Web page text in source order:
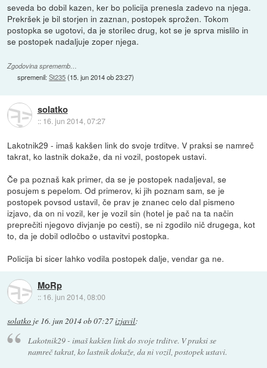
seveda bo dobil kazen, ker bo policija prenesla zadevo na njega.
Prekršek je bil storjen in zaznan, postopek sprožen. Tokom
postopka se ugotovi, da je storilec drug, kot se je sprva mislilo in
se postopek nadaljuje zoper njega.
Zgodovina sprememb…
spremenil:St235(15. jun 2014 ob 23:27)
solatko
:: 16. jun 2014, 07:27
Lakotnik29 - imaš kakšen link do svoje trditve. V praksi se namreč
takrat, ko lastnik dokaže, da ni vozil, postopek ustavi.
Če pa poznaš kak primer, da se je postopek nadaljeval, se
posujem s pepelom. Od primerov, ki jih poznam sam, se je
postopek povsod ustavil, če prav je znanec celo dal pismeno
izjavo, da on ni vozil, ker je vozil sin (hotel je pač na ta način
preprečiti njegovo divjanje po cesti), se ni zgodilo nič drugega, kot
to, da je dobil odločbo o ustavitvi postopka.
Policija bi sicer lahko vodila postopek dalje, vendar ga ne.
MoRp
:: 16. jun 2014, 08:00
solatko je 16. jun 2014 ob 07:27izjavil:
Lakotnik29 - imaš kakšen link do svoje trditve. V praksi se
namreč takrat, ko lastnik dokaže, da ni vozil, postopek ustavi.